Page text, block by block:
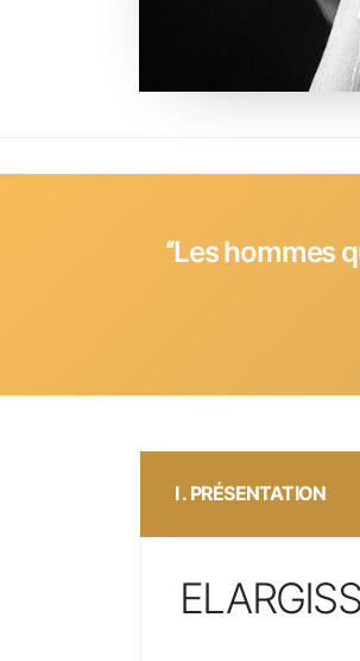
‘‘Les
I . PRÉSENTATION